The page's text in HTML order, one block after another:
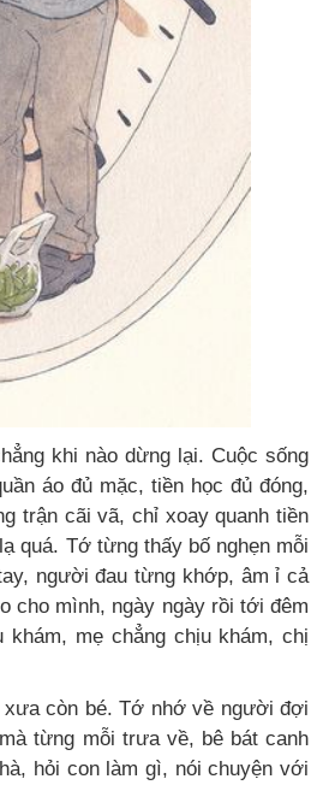
khi nào dừng lại. Cuộc sống
áo đủ mặc, tiền học đủ đóng,
trận cãi vã, chỉ xoay quanh tiền
quá. Tớ từng thấy bố nghẹn mỗi
người đau từng khớp, âm ỉ cả
cho mình, ngày ngày rồi tới đêm
mẹ chẳng chịu khám, chị
còn bé. Tớ nhớ về người đợi
từng mỗi trưa về, bê bát canh
hỏi con làm gì, nói chuyện với